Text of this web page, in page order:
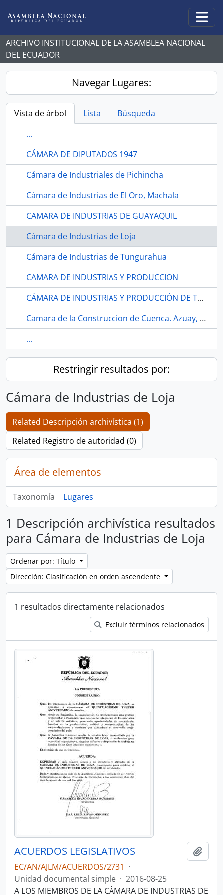
ARCHIVO INSTITUCIONAL DE LA ASAMBLEA NACIONAL
DEL ECUADOR
Navegar Lugares:
Vista de árbol Lista
Búsqueda
...
CÁMARA DE DIPUTADOS 1947
Cámara de Industriales de Pichincha
Cámara de Industrias de El Oro, Machala
CAMARA DE INDUSTRIAS DE GUAYAQUIL
Cámara de Industrias de Loja
Cámara de Industrias de Tungurahua
CAMARA DE INDUSTRIAS Y PRODUCCION
CÁMARA DE INDUSTRIAS Y PRODUCCIÓN DE TUNGURAHUA
Camara de la Construccion de Cuenca. Azuay, Cuenca
...
Restringir resultados por:
Cámara de Industrias de Loja
Related Descripción archivística (1)
Related Registro de autoridad (0)
Área de elementos
Taxonomía Lugares
1 Descripción archivística resultados
para Cámara de Industrias de Loja
Ordenar por: Título
Dirección: Clasificación en orden ascendente
1 resultados directamente relacionados
Excluir términos relacionados
ACUERDOS LEGISLATIVOS
EC/AN/AJLM/ACUERDOS/2731 ·
Unidad documental simple · 2016-08-25
A LOS MIEMBROS DE LA CÁMARA DE INDUSTRIAS DE